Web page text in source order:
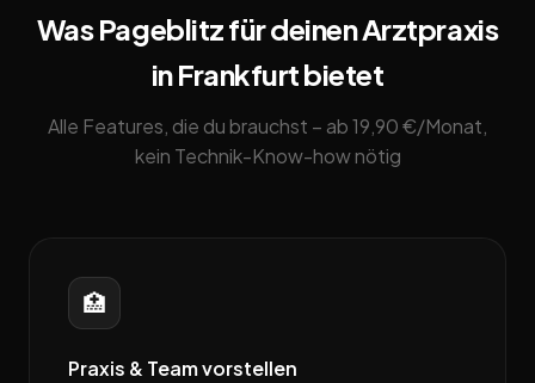
Was Pageblitz für deinen Arztpraxis
in Frankfurt bietet
Alle Features, die du brauchst – ab 19,90 €/Monat,
kein Technik-Know-how nötig
🏥
Praxis & Team vorstellen